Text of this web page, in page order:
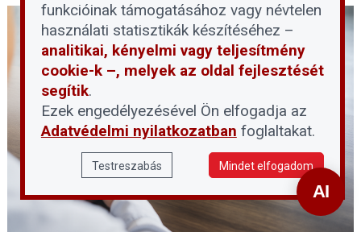
funkcióinak támogatásához vagy névtelen
használati statisztikák készítéséhez –
analitikai, kényelmi vagy teljesítmény
cookie-k –, melyek az oldal fejlesztését
segítik.
Ezek engedélyezésével Ön elfogadja az
Adatvédelmi nyilatkozatban foglaltakat.
Testreszabás Mindet elfogadom